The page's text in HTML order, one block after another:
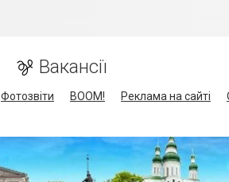
Вакансії
Фотозвіти BOOM! Реклама на сайті